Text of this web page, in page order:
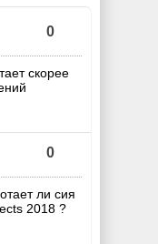
0
скорее
0
ли сия
2018 ?